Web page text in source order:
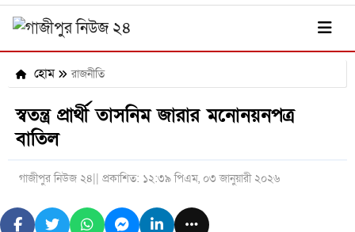
হোম রাজনীতি
স্বতন্ত্র প্রার্থী তাসনিম জারার মনোনয়নপত্র
বাতিল
গাজীপুর নিউজ ২৪ || প্রকাশিত: ১২:৩৯ পিএম, ০৩ জানুয়ারী ২০২৬